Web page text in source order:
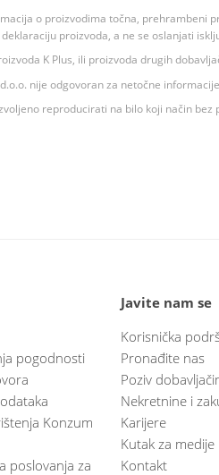
o proizvodima točna,
proizvoda, a ne se oslanjati
K Plus, ili proizvoda drugih
nije odgovoran za netočne
reproducirati na bilo koji način
pogodnosti
Konzum
poslovanja za
Javite nam se
Korisnička
Pronađite nas
Poziv
Nekretnine i
Karijere
Kutak za medije
Kontakt